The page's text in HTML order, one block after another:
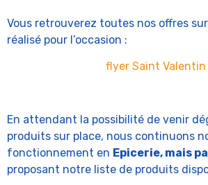
Vous retrouverez toutes nos offres
réalisé pour l’occasion :
flyer Saint Valentin
En attendant la possibilité de venir
produits sur place, nous continuons
fonctionnement en Epicerie, mais
proposant notre liste de produits